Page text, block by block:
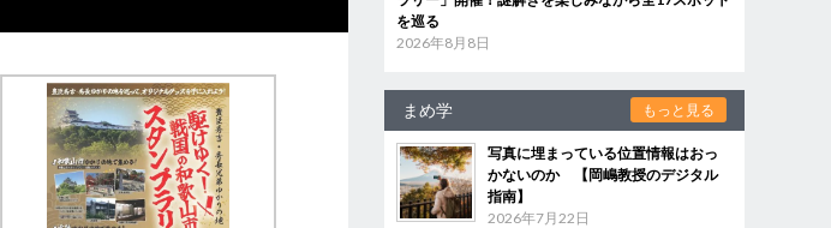
を巡る
2026年8月8日
まめ学 もっと見る
写真に埋まっている位置情報はおっ
かないのか 【岡嶋教授のデジタル
指南】
2026年7月22日